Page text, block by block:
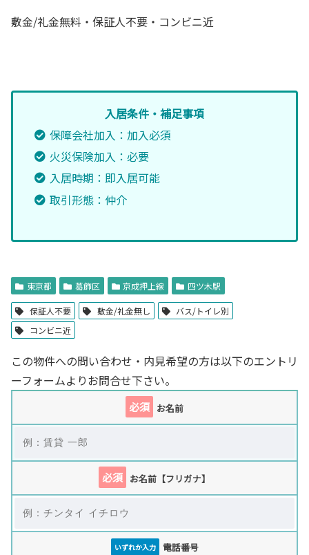
敷金/礼金無料・保証人不要・コンビニ近
入居条件・補足事項
保障会社加入：加入必須
火災保険加入：必要
入居時期：即入居可能
取引形態：仲介
東京都 葛飾区 京成押上線 四ツ木駅
保証人不要 敷金/礼金無し
バス/トイレ別
コンビニ近
この物件への問い合わせ・内見希望の方は以下のエントリ
ーフォームよりお問合せ下さい。
必須 お名前
必須 お名前【フリガナ】
いずれか入力 電話番号